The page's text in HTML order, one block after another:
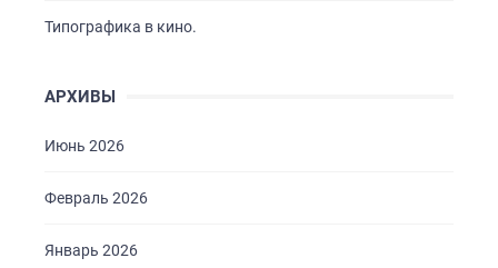
Типографика в кино.
АРХИВЫ
Июнь 2026
Февраль 2026
Январь 2026